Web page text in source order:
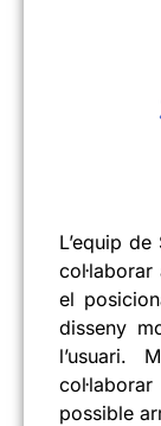
L’equip
el
disseny
l’usuari.
possible